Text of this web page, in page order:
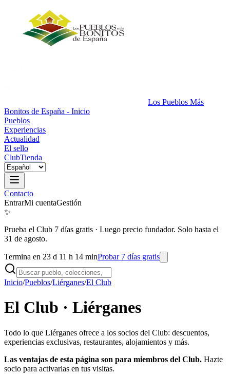
Los Pueblos Más
Bonitos de España - Inicio
Pueblos
Experiencias
Actualidad
El sello
ClubTienda
Contacto
EntrarMi cuentaGestión
✨
Prueba el Club 7 días gratis · Luego precio fundador. Solo hasta el
31 de agosto.
Termina en 23 d 11 h 14 minProbar 7 días gratis
Inicio/Pueblos/Liérganes/El Club
El Club · Liérganes
Todo lo que Liérganes ofrece a los socios del Club: descuentos,
experiencias exclusivas, restaurantes, alojamientos y más.
Las ventajas de esta página son para miembros del Club. Hazte
socio para activarlas en tus visitas.